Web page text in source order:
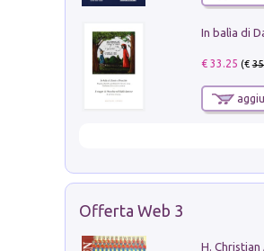
€ 33.25 (€
Offerta Web 3